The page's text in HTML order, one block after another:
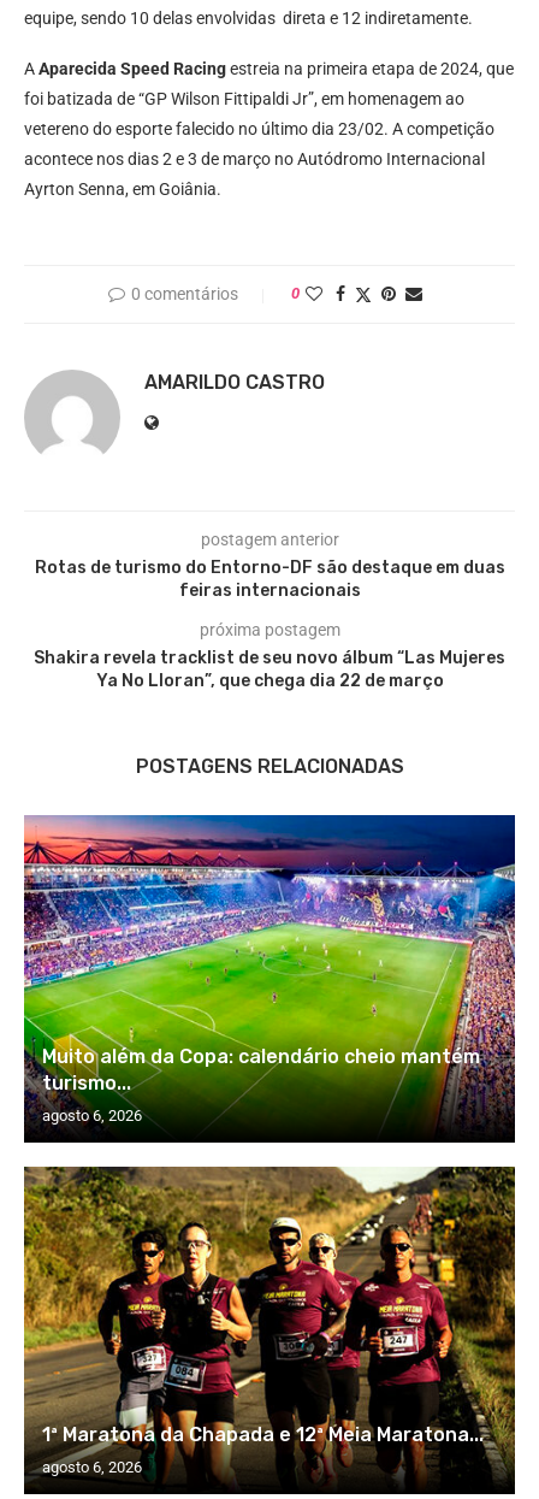
equipe, sendo 10 delas envolvidas direta e 12 indiretamente.
AAparecida Speed Racingestreia na primeira etapa de 2024, que
foi batizada de “GP Wilson Fittipaldi Jr”, em homenagem ao
vetereno do esporte falecido no último dia 23/02. A competição
acontece nos dias 2 e 3 de março no Autódromo Internacional
Ayrton Senna, em Goiânia.
0 comentários 0
AMARILDO CASTRO
postagem anterior
Rotas de turismo do Entorno-DF são destaque em duas
feiras internacionais
próxima postagem
Shakira revela tracklist de seu novo álbum “Las Mujeres
Ya No Lloran”, que chega dia 22 de março
POSTAGENS RELACIONADAS
Muito além da Copa: calendário cheio mantém
turismo...
agosto 6, 2026
1ª Maratona da Chapada e 12ª Meia Maratona...
agosto 6, 2026